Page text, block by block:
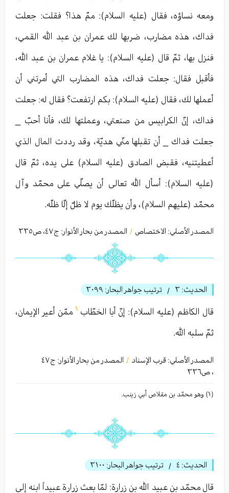
ومعه نساؤه، فقال (عليه السلام): ممّ هذا؟ فقلت: جعلت
فداك، هذه مضارب، ضربها لك عمران بن عبد الله القمي،
فنزل بها، ثمّ قال (عليه السلام): يا غلام عمران بن عبد الله،
فأقبل فقال: جعلت فداك، هذه المضارب التي أمرتني أن
أعملها لك، فقال (عليه السلام): بكم ارتفعت؟ فقال له: جعلت
فداك، إنّ الكرابيس من صنعتي، وعملتها لك، فأنا أحبّ _
جعلت فداك _ أن تقبلها منّي هديّة، وقد رددت المال الذي
أعطيتنيه، فقبض الصادق (عليه السلام) على يده، ثمّ قال
(عليه السلام): أسأل الله تعالی أن يصلّي على محمّد وآل
محمّد (عليهم السلام)، وأن يظلّك يوم لا ظلّ إلّا ظلّه.
المصدر الأصلي: الاختصاص / المصدر من بحار الأنوار: ج٤٧، ص٣٣٥
الحديث: ٣ / ترتيب جواهر البحار: ٣٠٩٩
قال الكاظم (عليه السلام): إنّ أبا الخطّاب
ممّن أعير الإيمان،
ثمّ سلبه الله.
المصدر الأصلي: قرب الإسناد / المصدر من بحار الأنوار: ج٤٧
، ص٣٣٦
(١) وهو محمّد بن مقلاص أبي زینب.
الحديث: ٤ / ترتيب جواهر البحار: ٣١٠٠
قال محمّد بن عبيد الله بن زرارة: لمّا بعث زرارة عبيداً ابنه إلى